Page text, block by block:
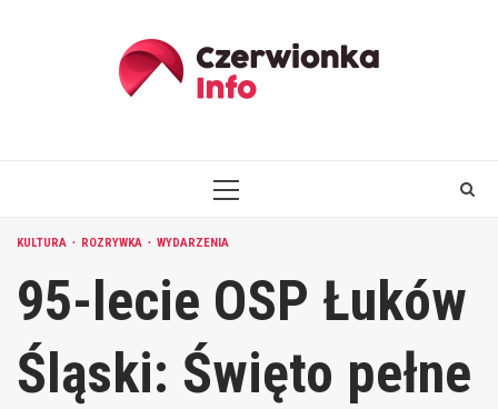
PRIMARY
KULTURA ROZRYWKA WYDARZENIA
95-lecie OSP Łuków
Śląski: Święto pełne